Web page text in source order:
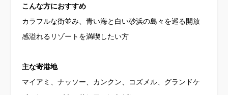
こんな方におすすめ
カラフルな街並み、青い海と白い砂浜の島々を巡る開放
感溢れるリゾートを満喫したい方
主な寄港地
マイアミ、ナッソー、カンクン、コズメル、グランドケ